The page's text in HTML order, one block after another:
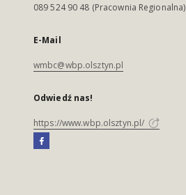
089 524 90 48 (Pracownia Regionalna)
E-Mail
wmbc@wbp.olsztyn.pl
Odwiedź nas!
https://www.wbp.olsztyn.pl/